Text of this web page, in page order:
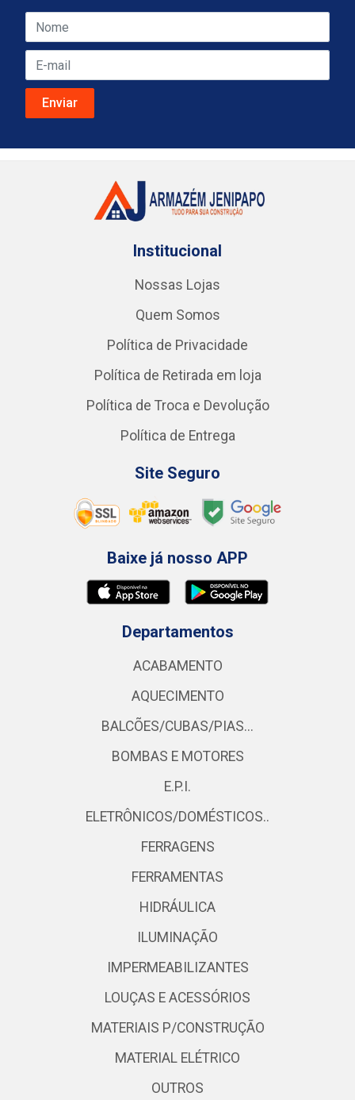
Institucional
Nossas Lojas
Quem Somos
Política de Privacidade
Política de Retirada em loja
Política de Troca e Devolução
Política de Entrega
Site Seguro
Baixe já nosso APP
Departamentos
ACABAMENTO
AQUECIMENTO
BALCÕES/CUBAS/PIAS...
BOMBAS E MOTORES
E.P.I.
ELETRÔNICOS/DOMÉSTICOS..
FERRAGENS
FERRAMENTAS
HIDRÁULICA
ILUMINAÇÃO
IMPERMEABILIZANTES
LOUÇAS E ACESSÓRIOS
MATERIAIS P/CONSTRUÇÃO
MATERIAL ELÉTRICO
OUTROS